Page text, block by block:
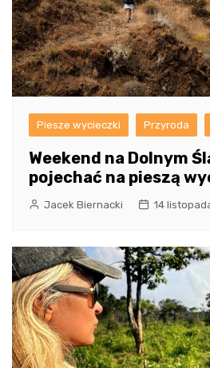
Piesze wycieczki Przyroda
Weekend na Dolnym
pojechać na pieszą
Jacek Biernacki 14